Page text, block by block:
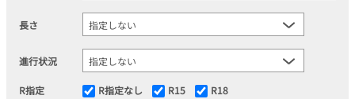
長さ
進行状況
R指定 R指定なし R15 R18